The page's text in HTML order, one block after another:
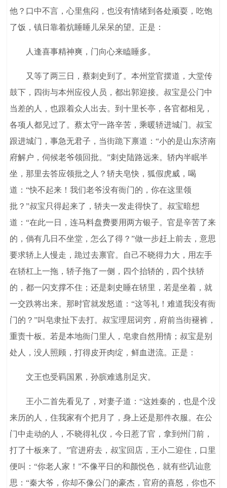
他？口中不言，心里焦闷，也没有情绪到各处顽耍，吃饱
了饭，镇日靠着炕睡睡儿呆呆的望。正是：
人逢喜事精神爽，门向心来瞌睡多。
又等了两三日，蔡刺史到了。本州堂官摆道，大堂传
鼓下，四街与本州应役人员，都出郭迎接。叔宝是公门中
当差的人，也跟着众人出去。到十里长亭，各官都相见，
各项人都见过了。蔡太守一路辛苦，乘暖轿进城门。叔宝
跟进城门，事急无君子，当街跪下禀道：“小的是山东济南
府解户，伺候老爷领回批。”刺史陆路远来。轿内半眠半
坐，那里去答应领批之人？轿夫皂快，狐假虎威，喝
道：“快不起来！我们老爷没有衙门的，你在这里领
批？”叔宝只得起来了，轿夫一发走得快了。叔宝暗想
道：“在此一日，连马料盘费要用两方银子。官是辛苦了来
的，倘有几日不坐堂，怎么了得？”做一步赶上前去，意思
要求轿上人慢走，跪过去禀官。自己不晓得力大，用左手
在轿杠上一拖，轿子拖了一侧，四个抬轿的，四个扶轿
的，都一闪支撑不住；还是刺史睡在轿里，若是坐着，就
一交跌将出来。那时官就发怒道：“这等礼！难道我没有衙
门的？”叫皂隶扯下去打。叔宝理屈词穷，府前当街褪裤，
重责十板。若是本地衙门里人，皂隶自然用情；叔宝是别
处人，没人照顾，打得皮开肉绽，鲜血迸流。正是：
文王也受羁国累，孙膑难逃刖足灾。
王小二首先看见了，对妻子道：“这姓秦的，也是个没
来历的人，住我家有个把月了，身上还是那件衣服。在公
门中走动的人，不晓得礼仪，今日惹了官，拿到州门前，
打了十板来了。”官进府去，叔宝回店，王小二迎住，口里
便叫：“你老人家！”不像平日的和颜悦色，就有些讥讪意
思：“秦大爷，你却不像公门的豪杰，官府的喜怒，你也不